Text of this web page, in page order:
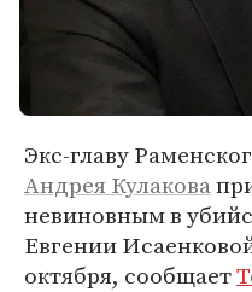
Экс-главу
Андрея Кулакова
невиновным в
Евгении
октября, сообщает